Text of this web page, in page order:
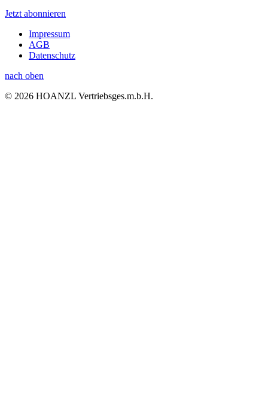
Jetzt abonnieren
Impressum
AGB
Datenschutz
nach oben
© 2026 HOANZL Vertriebsges.m.b.H.